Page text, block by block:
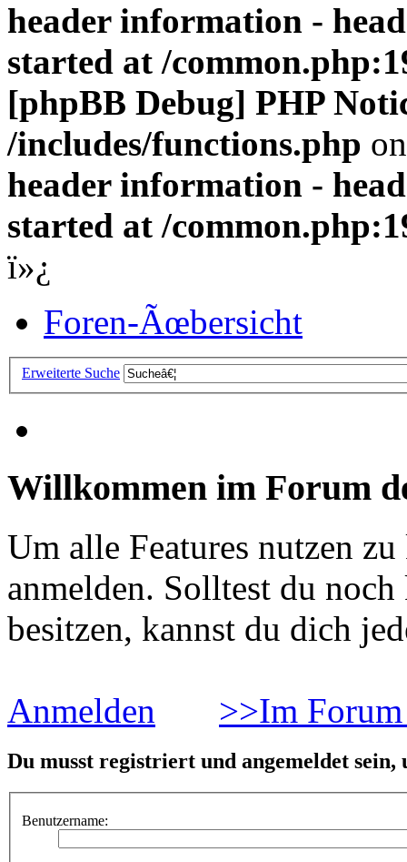
header information -
started at /
[phpBB Debug] PHP
/includes/functions.php
header information -
started at /
ï»¿
Foren-Ãœbersicht
Erweiterte Suche
Willkommen im Forum
Um alle Features nutzen
anmelden. Solltest du
besitzen, kannst du dich
Anmelden >>Im
Du musst registriert und angemeldet
Benutzername: